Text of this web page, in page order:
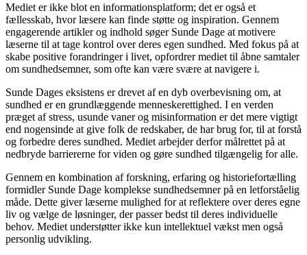
Mediet er ikke blot en informationsplatform; det er også et
fællesskab, hvor læsere kan finde støtte og inspiration. Gennem
engagerende artikler og indhold søger Sunde Dage at motivere
læserne til at tage kontrol over deres egen sundhed. Med fokus på at
skabe positive forandringer i livet, opfordrer mediet til åbne samtaler
om sundhedsemner, som ofte kan være svære at navigere i.
Sunde Dages eksistens er drevet af en dyb overbevisning om, at
sundhed er en grundlæggende menneskerettighed. I en verden
præget af stress, usunde vaner og misinformation er det mere vigtigt
end nogensinde at give folk de redskaber, de har brug for, til at forstå
og forbedre deres sundhed. Mediet arbejder derfor målrettet på at
nedbryde barriererne for viden og gøre sundhed tilgængelig for alle.
Gennem en kombination af forskning, erfaring og historiefortælling
formidler Sunde Dage komplekse sundhedsemner på en letforståelig
måde. Dette giver læserne mulighed for at reflektere over deres egne
liv og vælge de løsninger, der passer bedst til deres individuelle
behov. Mediet understøtter ikke kun intellektuel vækst men også
personlig udvikling.